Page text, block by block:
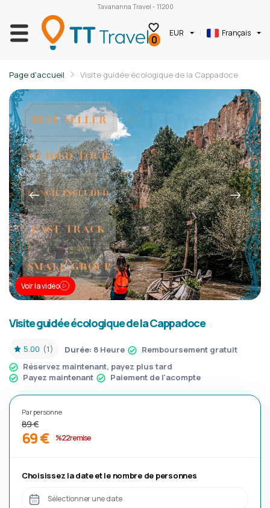
Tavananna Travel - 11200
0 EUR Français
Page d'accueil Visite guidée écologique de la Cappadoce
Voir la vidéo
Visite guidée écologique de la Cappadoce
5.00 (1) Durée: 8 Heure
Remboursement gratuit
Réservez maintenant, payez plus tard
Payez maintenant
Paiement de l'acompte
Par personne
89 €
69 € %22 remise
Choisissez la date et le nombre de personnes
Sélectionner une date